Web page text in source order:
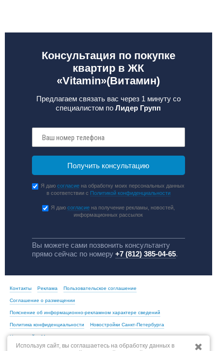
Консультация по покупке
квартир в ЖК
«Vitamin»(Витамин)
Предлагаем связать вас через 1 минуту со
специалистом поЛидер Групп
Я даюсогласие на обработку моих персональных данных
в соответствии с Политикой конфиденциальности
Я даю согласиена получение рекламы, новостей,
информационных рассылок
Вы можете сами позвонить консультанту
прямо сейчас по номеру +7 (812) 385-04-65.
Контакты Реклама Пользовательское соглашение
Соглашение о размещении
Пояснение об информационно-рекламном характере сведений
Политика конфиденциальности Новостройки Санкт-Петербурга
Новостройки Москвы
Используя сайт, вы соглашаетесь на обработку данных в